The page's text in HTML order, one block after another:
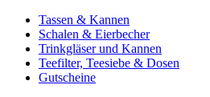
Tassen & Kannen
Schalen & Eierbecher
Trinkgläser und Kannen
Teefilter, Teesiebe & Dosen
Gutscheine